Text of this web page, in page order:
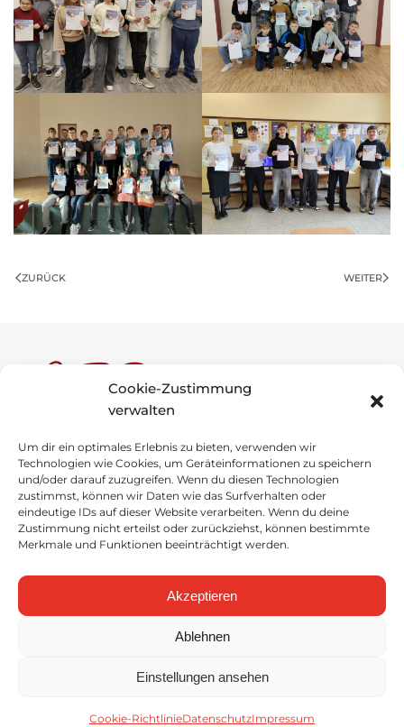
Cookie-Zustimmung
verwalten
Um dir ein optimales Erlebnis zu bieten, verwenden wir
Technologien wie Cookies, um Geräteinformationen zu speichern
und/oder darauf zuzugreifen. Wenn du diesen Technologien
zustimmst, können wir Daten wie das Surfverhalten oder
eindeutige IDs auf dieser Website verarbeiten. Wenn du deine
Zustimmung nicht erteilst oder zurückziehst, können bestimmte
Merkmale und Funktionen beeinträchtigt werden.
Akzeptieren
Ablehnen
Einstellungen ansehen
Cookie-RichtlinieDatenschutzImpressum
ZURÜCK WEITER
Anne-Frank-Schule
Schulstraße 1
49696 Molbergen
Fax
E-Mail senden
Copyright © 2023 - Anne-Frank-Schule, Molbergen
Datenschutz-Impressum